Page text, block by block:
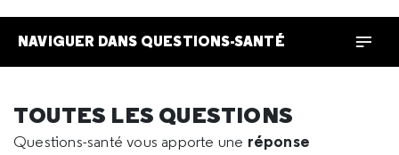
NAVIGUER DANS QUESTIONS-SANTÉ
TOUTES LES QUESTIONS
Questions-santé vous apporte une réponse